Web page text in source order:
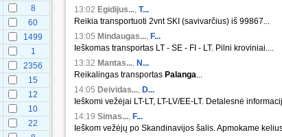
8
60
1499
1
2356
15
12
10
22
13:02 Egidijus..., T...
Reikia transportuoti 2vnt SKI (savivarčius) iš 99867...
13:05 Mindaugas..., F...
Ieškomas transportas LT - SE - FI - LT. Pilni kroviniai....
13:32 Mantas..., N...
Reikalingas transportas Palanga...
14:05 Deividas..., D...
Ieškomi vežėjai LT-LT, LT-LV/EE-LT. Detalesnė
14:19 Simas..., F...
Ieškom vežėjų po Skandinavijos šalis. Apmokame